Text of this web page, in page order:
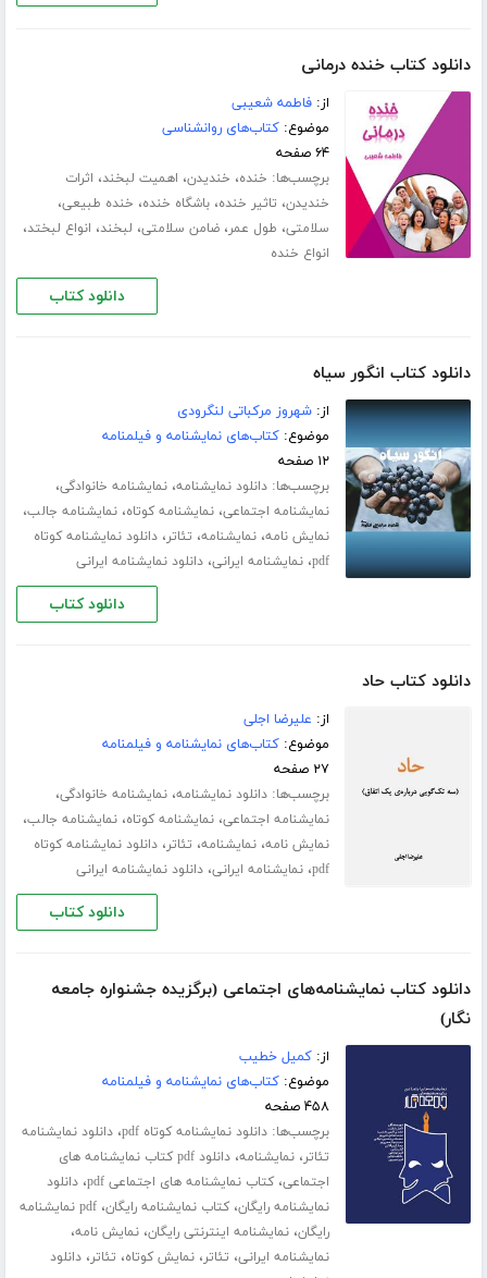
دانلود کتاب خنده درمانی
از:فاطمه شعیبی
موضوع:کتاب‌های روانشناسی
۶۴ صفحه
برچسب‌ها: خنده، خندیدن، اهمیت لبخند، اثرات
خندیدن، تاثیر خنده،باشگاه خنده، خنده طبیعی،
سلامتی، طول عمر،ضامن سلامتی، لبخند، انواع لبختد،
انواع خنده
دانلود کتاب
دانلود کتاب انگور سیاه
از:شهروز مرکباتی لنگرودی
موضوع:کتاب‌های نمایشنامه و فیلمنامه
۱۲ صفحه
برچسب‌ها:دانلود نمایشنامه،نمایشنامه خانوادگی،
نمایشنامه اجتماعی،نمایشنامه کوتاه،نمایشنامه جالب،
نمایش نامه،نمایشنامه، تئاتر،دانلود نمایشنامه کوتاه
pdf،نمایشنامه ایرانی،دانلود نمایشنامه ایرانی
دانلود کتاب
دانلود کتاب حاد
از: علیرضا اجلی
موضوع:کتاب‌های نمایشنامه و فیلمنامه
۲۷ صفحه
برچسب‌ها:دانلود نمایشنامه،نمایشنامه خانوادگی،
نمایشنامه اجتماعی،نمایشنامه کوتاه،نمایشنامه جالب،
نمایش نامه،نمایشنامه، تئاتر،دانلود نمایشنامه کوتاه
pdf،نمایشنامه ایرانی،دانلود نمایشنامه ایرانی
دانلود کتاب
دانلود کتاب نمایشنامه‌های اجتماعی (برگزیده جشنواره جامعه
نگار)
از:کمیل خطیب
موضوع:کتاب‌های نمایشنامه و فیلمنامه
۴۵۸ صفحه
برچسب‌ها:دانلود نمایشنامه کوتاه pdf ،دانلود نمایشنامه
تئاتر،نمایشنامه،
دانلود pdf کتاب نمایشنامه های
اجتماعی،کتاب نمایشنامه های اجتماعی pdf ،دانلود
نمایشنامه رایگان،کتاب نمایشنامه رایگان،
pdf نمایشنامه
رایگان،نمایشنامه اینترنتی رایگان،نمایش نامه،
نمایشنامه ایرانی، تئاتر،نمایش کوتاه، تئاتر،دانلود